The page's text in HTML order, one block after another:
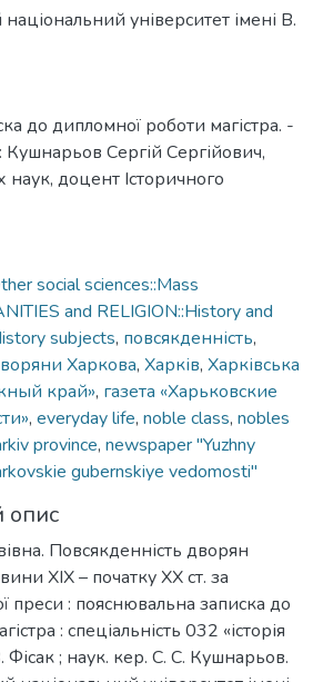
університет імені В.
до дипломної роботи магістра. -
Сергій Сергійович,
наук, доцент Історичного
social sciences::Mass
and RELIGION::History and
subjects, повсякденність,
Харкова, Харків, Харківська
край», газета «Харьковские
, everyday life, noble class, nobles
province, newspaper "Yuzhny
gubernskiye vedomosti"
опис
Повсякденність дворян
XIX – початку XX ст. за
преси : пояснювальна записка до
: спеціальність 032 «історія
Фісак ; наук. кер. С. С. Кушнарьов.